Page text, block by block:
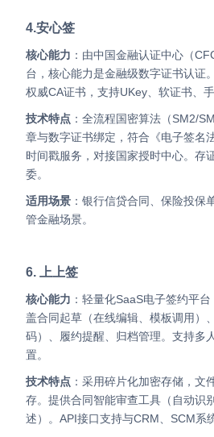
4.安心签
核心能力 ：由中国金融认证中心（
台，核心能力是金融级数字证书认证
权威CA证书，支持UKey、软证书、
技术特点 ：全流程国密算法（SM2/
章与数字证书绑定，符合《电子签名
时间戳服务，对接国家授时中心。存
委。
适用场景 ：银行信贷合同、保险投保
管金融场景。
6. 上上签
核心能力 ：轻量化SaaS电子签约平
盖合同起草（在线编辑、模板调用）
码）、履约提醒、归档管理。支持多
置。
技术特点 ：采用碎片化加密存储，文
存。提供合同智能审查工具（自动识
述）。API接口支持与CRM、SCM系